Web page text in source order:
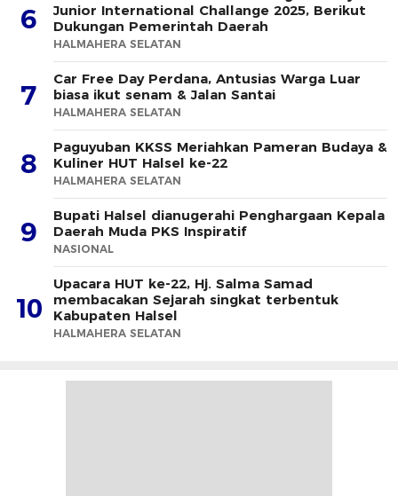
6
Junior International Challange 2025, Berikut
Dukungan Pemerintah Daerah
HALMAHERA SELATAN
7
Car Free Day Perdana, Antusias Warga Luar
biasa ikut senam & Jalan Santai
HALMAHERA SELATAN
8
Paguyuban KKSS Meriahkan Pameran Budaya &
Kuliner HUT Halsel ke-22
HALMAHERA SELATAN
9
Bupati Halsel dianugerahi Penghargaan Kepala
Daerah Muda PKS Inspiratif
NASIONAL
10
Upacara HUT ke-22, Hj. Salma Samad
membacakan Sejarah singkat terbentuk
Kabupaten Halsel
HALMAHERA SELATAN